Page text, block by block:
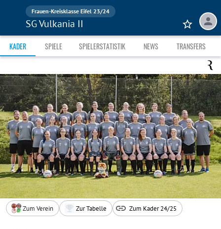
Frauen-Kreisklasse Eifel 23/24
SG Vulkania II
KADER SPIELE SPIELERSTATISTIK NEWS TRANSFERS
Zum Verein Zur Tabelle Zum Kader 24/25